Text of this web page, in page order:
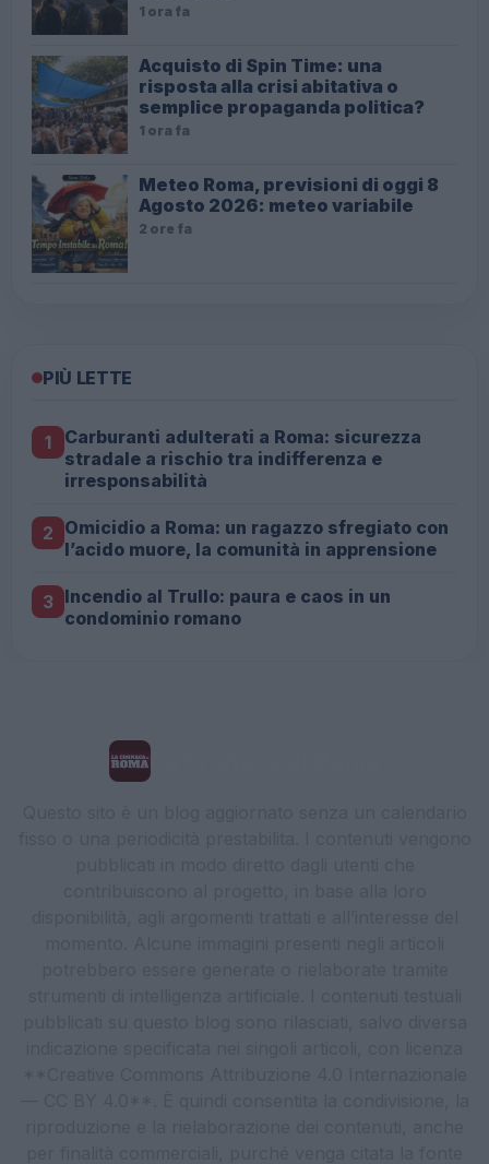
1 ora fa
Acquisto di Spin Time: una
risposta alla crisi abitativa o
semplice propaganda politica?
1 ora fa
Meteo Roma, previsioni di oggi 8
Agosto 2026: meteo variabile
2 ore fa
PIÙ LETTE
1
Carburanti adulterati a Roma: sicurezza
stradale a rischio tra indifferenza e
irresponsabilità
2 Omicidio a Roma: un ragazzo sfregiato con
l’acido muore, la comunità in apprensione
3 Incendio al Trullo: paura e caos in un
condominio romano